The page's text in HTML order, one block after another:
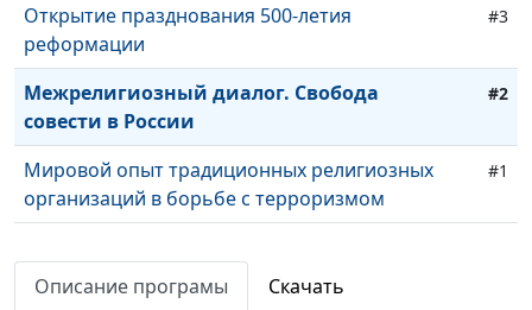
Открытие празднования 500-летия
реформации
#3
Межрелигиозный диалог. Свобода
совести в России
#2
Мировой опыт традиционных религиозных
организаций в борьбе с терроризмом
#1
Описание програмы Скачать